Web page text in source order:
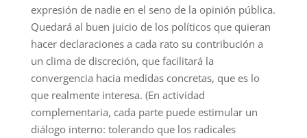
expresión de nadie en el seno de la opinión pública.
Quedará al buen juicio de los políticos que quieran
hacer declaraciones a cada rato su contribución a
un clima de discreción, que facilitará la
convergencia hacia medidas concretas, que es lo
que realmente interesa. (En actividad
complementaria, cada parte puede estimular un
diálogo interno: tolerando que los radicales